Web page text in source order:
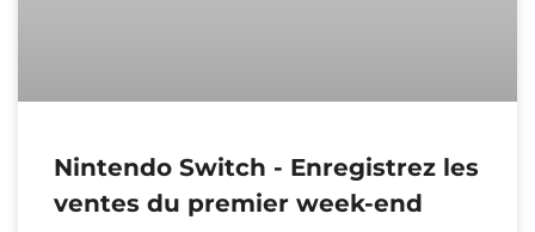
Nintendo Switch - Enregistrez les
ventes du premier week-end